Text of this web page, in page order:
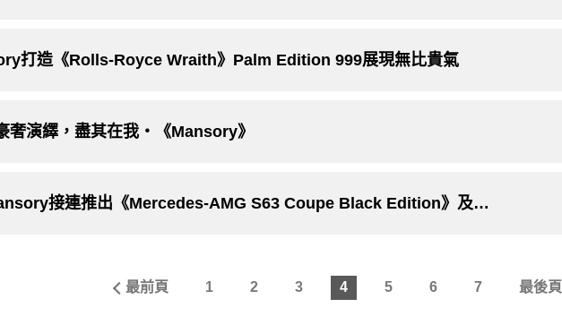
打造《Rolls-Royce Wraith》Palm Edition 999展現無比貴氣
奢演繹，盡其在我‧《Mansory》
不到千匹不過癮！Mansory接連推出《Mercedes-AMG S63 Coupe Black Edition》及《Bentley Continental GT Speed Convertible》重改作品
最前頁 1 2 3 4 5 6 7 最後頁